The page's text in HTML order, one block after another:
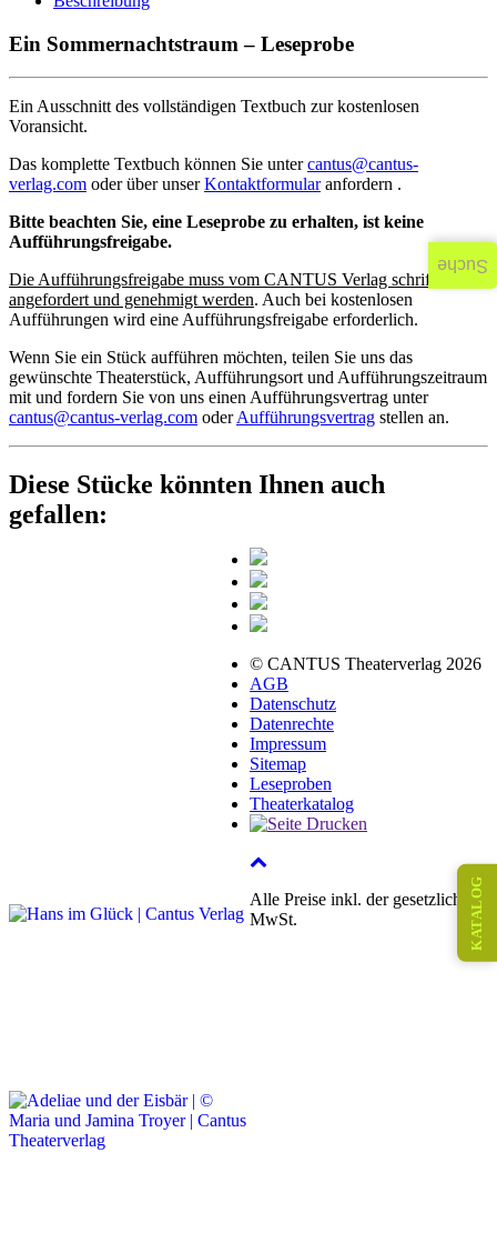
Ein Sommernachtstraum – Leseprobe
Ein Ausschnitt des vollständigen Textbuch zur kostenlosen
Voransicht.
Das komplette Textbuch können Sie untercantus@cantus-
verlag.com oder über unserKontaktformularanfordern .
Bitte beachten Sie, eine Leseprobe zu erhalten, ist keine
Aufführungsfreigabe.
Die Aufführungsfreigabe muss vom CANTUS Verlag schriftlich
angefordert und genehmigt werden. Auch bei kostenlosen
Aufführungen wird eine Aufführungsfreigabe erforderlich.
Wenn Sie ein Stück aufführen möchten, teilen Sie uns das
gewünschte Theaterstück, Aufführungsort und Aufführungszeitraum
mit und fordern Sie von uns einen Aufführungsvertrag unter
cantus@cantus-verlag.com oderAufführungsvertrag stellen an.
Diese Stücke könnten Ihnen auch
gefallen:
© CANTUS Theaterverlag 2026
AGB
Datenschutz
Datenrechte
Impressum
Sitemap
Leseproben
Theaterkatalog
Alle Preise inkl. der gesetzlichen
MwSt.
KATALOG
Suche